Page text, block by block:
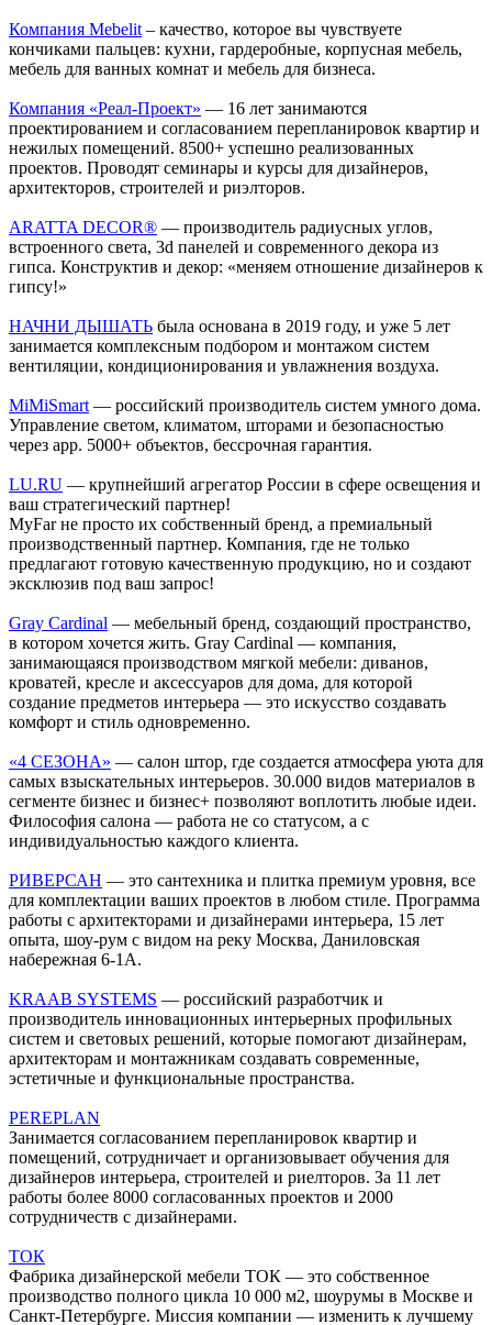
Компания Mebelit – качество, которое вы чувствуете
кончиками пальцев: кухни, гардеробные, корпусная мебель,
мебель для ванных комнат и мебель для бизнеса.
Компания «Реал-Проект» — 16 лет занимаются
проектированием и согласованием перепланировок квартир и
нежилых помещений. 8500+ успешно реализованных
проектов. Проводят семинары и курсы для дизайнеров,
архитекторов, строителей и риэлторов.
ARATTA DECOR® — производитель радиусных углов,
встроенного света, 3d панелей и современного декора из
гипса. Конструктив и декор: «меняем отношение дизайнеров к
гипсу!»
НАЧНИ ДЫШАТЬ была основана в 2019 году, и уже 5 лет
занимается комплексным подбором и монтажом систем
вентиляции, кондиционирования и увлажнения воздуха.
MiMiSmart — российский производитель систем умного дома.
Управление светом, климатом, шторами и безопасностью
через app. 5000+ объектов, бессрочная гарантия.
LU.RU — крупнейший агрегатор России в сфере освещения и
ваш стратегический партнер!
MyFar не просто их собственный бренд, а премиальный
производственный партнер. Компания, где не только
предлагают готовую качественную продукцию, но и создают
эксклюзив под ваш запрос!
Gray Cardinal — мебельный бренд, создающий пространство,
в котором хочется жить. Gray Cardinal — компания,
занимающаяся производством мягкой мебели: диванов,
кроватей, кресле и аксессуаров для дома, для которой
создание предметов интерьера — это искусство создавать
комфорт и стиль одновременно.
«4 СЕЗОНА» — салон штор, где создается атмосфера уюта для
самых взыскательных интерьеров. 30.000 видов материалов в
сегменте бизнес и бизнес+ позволяют воплотить любые идеи.
Философия салона — работа не со статусом, а с
индивидуальностью каждого клиента.
РИВЕРСАН — это сантехника и плитка премиум уровня, все
для комплектации ваших проектов в любом стиле. Программа
работы с архитекторами и дизайнерами интерьера, 15 лет
опыта, шоу-рум с видом на реку Москва, Даниловская
набережная 6-1А.
KRAAB SYSTEMS — российский разработчик и
производитель инновационных интерьерных профильных
систем и световых решений, которые помогают дизайнерам,
архитекторам и монтажникам создавать современные,
эстетичные и функциональные пространства.
PEREPLAN
Занимается согласованием перепланировок квартир и
помещений, сотрудничает и организовывает обучения для
дизайнеров интерьера, строителей и риелторов. За 11 лет
работы более 8000 согласованных проектов и 2000
сотрудничеств с дизайнерами.
ТОК
Фабрика дизайнерской мебели ТОК — это собственное
производство полного цикла 10 000 м2, шоурумы в Москве и
Санкт-Петербурге. Миссия компании — изменить к лучшему